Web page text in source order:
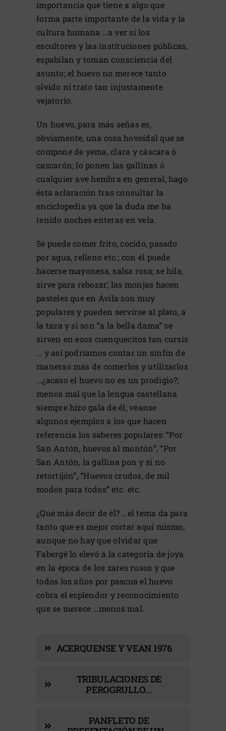
importancia que tiene a algo que
forma parte importante de la vida y la
cultura humana …a ver si los
escultores y las instituciones públicas,
espabilan y toman consciencia del
asunto; el huevo no merece tanto
olvido ni trato tan injustamente
vejatorio.
Un huevo, para más señas es,
obviamente, una cosa hovoidal que se
compone de yema, clara y cáscara ó
cascarón; lo ponen las gallinas ó
cualquier ave hembra en general; hago
ésta aclaración tras consultar la
enciclopedia ya que la duda me ha
tenido noches enteras en vela.
Se puede comer frito, cocido, pasado
por agua, relleno etc.; con él puede
hacerse mayonesa, salsa rosa; se hila,
sirve para rebozar; las monjas hacen
pasteles que en Ávila son muy
populares y pueden servirse al plato, a
la taza y si son “a la bella dama” se
sirven en esos cuenquecitos tan cursis
… y así podríamos contar un sinfín de
maneras más de comerlos y utilizarlos
…¿acaso el huevo no es un prodigio?;
menos mal que la lengua castellana
siempre hizo gala de él; véanse
algunos ejemplos a los que hacen
referencia los saberes populares: “Por
San Antón, huevos al montón”, “Por
San Antón, la gallina pon y si no
retortijón”, “Huevos crudos, de mil
modos para todos” etc. etc.
¿Qué más decir de él? …el tema da para
tanto que es mejor cortar aquí mismo,
aunque no hay que olvidar que
Fabergé lo elevó a la categoría de joya
en la época de los zares rusos y que
todos los años por pascua el huevo
cobra el esplendor y reconocimiento
que se merece …menos mal.
ACERQUENSE Y VEAN 1976
TRIBULACIONES DE
PEROGRULLO...
PANFLETO DE